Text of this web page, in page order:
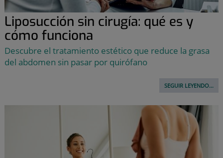
Liposucción sin cirugía: qué es y
cómo funciona
Descubre el tratamiento estético que reduce la grasa
del abdomen sin pasar por quirófano
SEGUIR LEYENDO...